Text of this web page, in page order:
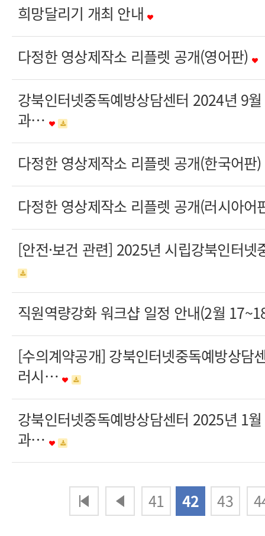
희망달리기 개최 안내
다정한 영상제작소 리플렛 공개(영어판)
강북인터넷중독예방상담센터 2024년 9
과…
다정한 영상제작소 리플렛 공개(한국어판)
다정한 영상제작소 리플렛 공개(러시아어
[안전·보건 관련] 2025년 시립강북인터
직원역량강화 워크샵 일정 안내(2월
[수의계약공개] 강북인터넷중독예방상담
러시…
강북인터넷중독예방상담센터 2025년 1
과…
41 42 43
맨끝